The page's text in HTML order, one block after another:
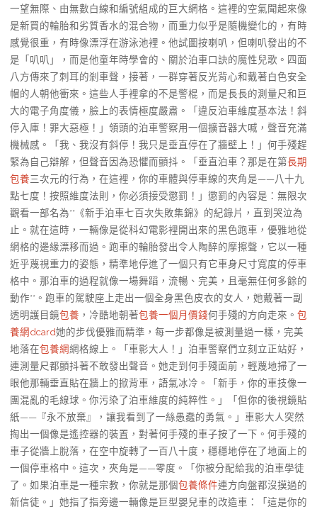
一望無際、由無數白線和編號組成的巨大網格。這裡的空氣聞起來像
是新買的輪胎和劣質香水的混合物，而重力似乎是隨機變化的，有時
感覺很重，有時像漂浮在游泳池裡。他試圖按喇叭，但喇叭發出的不
是「叭叭」，而是他童年時學會的、關於泊車口訣的魔性兒歌。四面
八方傳來了刺耳的剎車聲，接著，一群穿著反光背心和戴著白色安全
帽的人朝他衝來。這些人手裡拿的不是警棍，而是長長的測量尺和巨
大的電子角度儀，臉上的表情極度嚴肅。「違反泊車維度基本法！斜
停入庫！罪大惡極！」領頭的泊車警察用一個擴音器大喊，聲音充滿
機械感。「我、我沒有斜停！我只是垂直停在了牆壁上！」何手殘趕
緊為自己辯解，但聲音因為恐懼而顫抖。「垂直泊車？那是在第長期
包養三次元的行為，在這裡，你的車體與停車線的夾角是——八十九
點七度！按照維度法則，你必須接受懲罰！」懲罰的內容是：無限次
觀看一部名為**《新手泊車七百次失敗集錦》的紀錄片，直到哭泣為
止。就在這時，一輛像是從科幻電影裡開出來的黑色跑車，優雅地從
網格的邊緣漂移而過。跑車的輪胎發出令人陶醉的摩擦聲，它以一種
近乎蔑視重力的姿態，精準地停進了一個只有它車身尺寸寬度的停車
格中。那泊車的過程就像一場舞蹈，流暢、完美，且毫無任何多餘的
動作**。跑車的駕駛座上走出一個全身黑色皮衣的女人，她戴著一副
透明護目鏡包養 ，冷酷地朝著包養一個月價錢何手殘的方向走來。 包
養網dcard她的步伐優雅而精準，每一步都像是被測量過一樣，完美
地落在包養網網格線上。「車影大人！」泊車警察們立刻立正站好，
連測量尺都顫抖著不敢發出聲音。她走到何手殘面前，輕蔑地掃了一
眼他那輛垂直貼在牆上的掀背車，語氣冰冷。「新手，你的車技像一
團混亂的毛線球。你污染了泊車維度的純粹性。」「但你的後視鏡貼
紙——『永不放棄』，讓我看到了一絲愚蠢的勇氣。」車影大人突然
掏出一個像是遙控器的裝置，對著何手殘的車子按了一下。何手殘的
車子從牆上脫落，在空中旋轉了一百八十度，穩穩地停在了地面上的
一個停車格中。這次，夾角是——零度。「你被分配給我的泊車學徒
了。如果泊車是一種宗教，你就是那個包養條件連方向盤都沒摸過的
新信徒。」她指了指旁邊一輛像是巨型嬰兒車的改造車：「這是你的